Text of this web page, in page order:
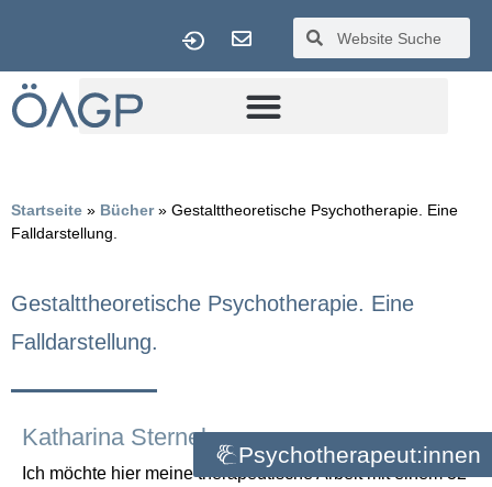
Startseite » Bücher » Gestalttheoretische Psychotherapie. Eine
Falldarstellung.
Gestalttheoretische Psychotherapie. Eine
Falldarstellung.
Katharina Sternek
Ich möchte hier meine therapeutische Arbeit mit einem 32
Psychotherapeut:innen